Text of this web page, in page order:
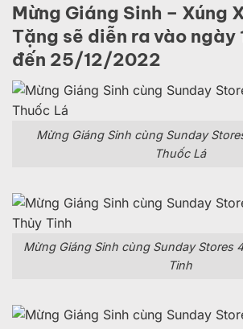
Mừng Giáng Sinh – Xúng
Tặng sẽ diễn ra vào
đến 25/12/2022
Mừng Giáng Sinh cùng Sunday
Thuốc Lá
Mừng Giáng Sinh cùng Sunday Stores
Tinh